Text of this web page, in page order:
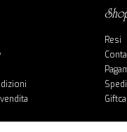
Resi